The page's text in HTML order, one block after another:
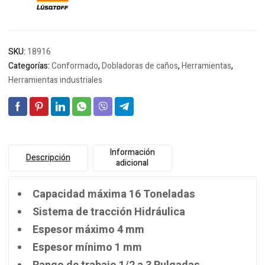
SKU: 18916
Categorías:Conformado,Dobladoras de caños,Herramientas,
Herramientas industriales
Descripción
Información
adicional
Capacidad máxima 16 Toneladas
Sistema de tracción Hidráulica
Espesor máximo 4 mm
Espesor mínimo 1 mm